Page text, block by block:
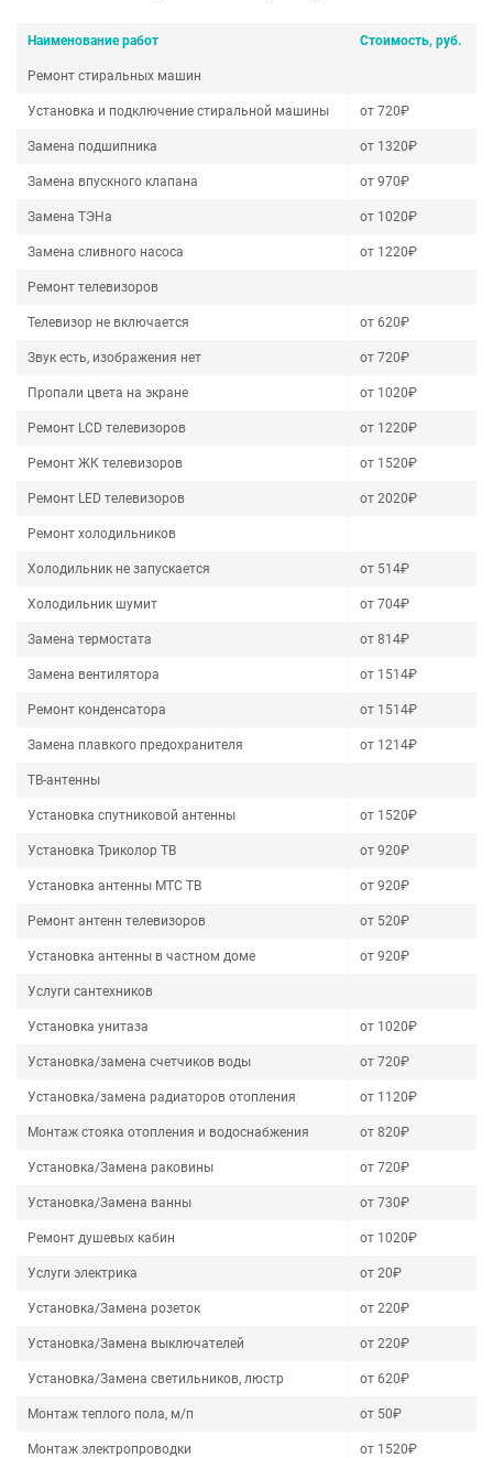
Наименование работ Стоимость, руб.
Ремонт стиральных машин
Установка и подключение стиральной машины от 720₽
Замена подшипника от 1320₽
Замена впускного клапана от 970₽
Замена ТЭНа от 1020₽
Замена сливного насоса от 1220₽
Ремонт телевизоров
Телевизор не включается от 620₽
Звук есть, изображения нет от 720₽
Пропали цвета на экране от 1020₽
Ремонт LCD телевизоров от 1220₽
Ремонт ЖК телевизоров от 1520₽
Ремонт LED телевизоров от 2020₽
Ремонт холодильников
Холодильник не запускается от 514₽
Холодильник шумит от 704₽
Замена термостата от 814₽
Замена вентилятора от 1514₽
Ремонт конденсатора от 1514₽
Замена плавкого предохранителя от 1214₽
ТВ-антенны
Установка спутниковой антенны от 1520₽
Установка Триколор ТВ от 920₽
Установка антенны МТС ТВ от 920₽
Ремонт антенн телевизоров от 520₽
Установка антенны в частном доме от 920₽
Услуги сантехников
Установка унитаза от 1020₽
Установка/замена счетчиков воды от 720₽
Установка/замена радиаторов отопления от 1120₽
Монтаж стояка отопления и водоснабжения от 820₽
Установка/Замена раковины от 720₽
Установка/Замена ванны от 730₽
Ремонт душевых кабин от 1020₽
Услуги электрика от 20₽
Установка/Замена розеток от 220₽
Установка/Замена выключателей от 220₽
Установка/Замена светильников, люстр от 620₽
Монтаж теплого пола, м/п от 50₽
Монтаж электропроводки от 1520₽